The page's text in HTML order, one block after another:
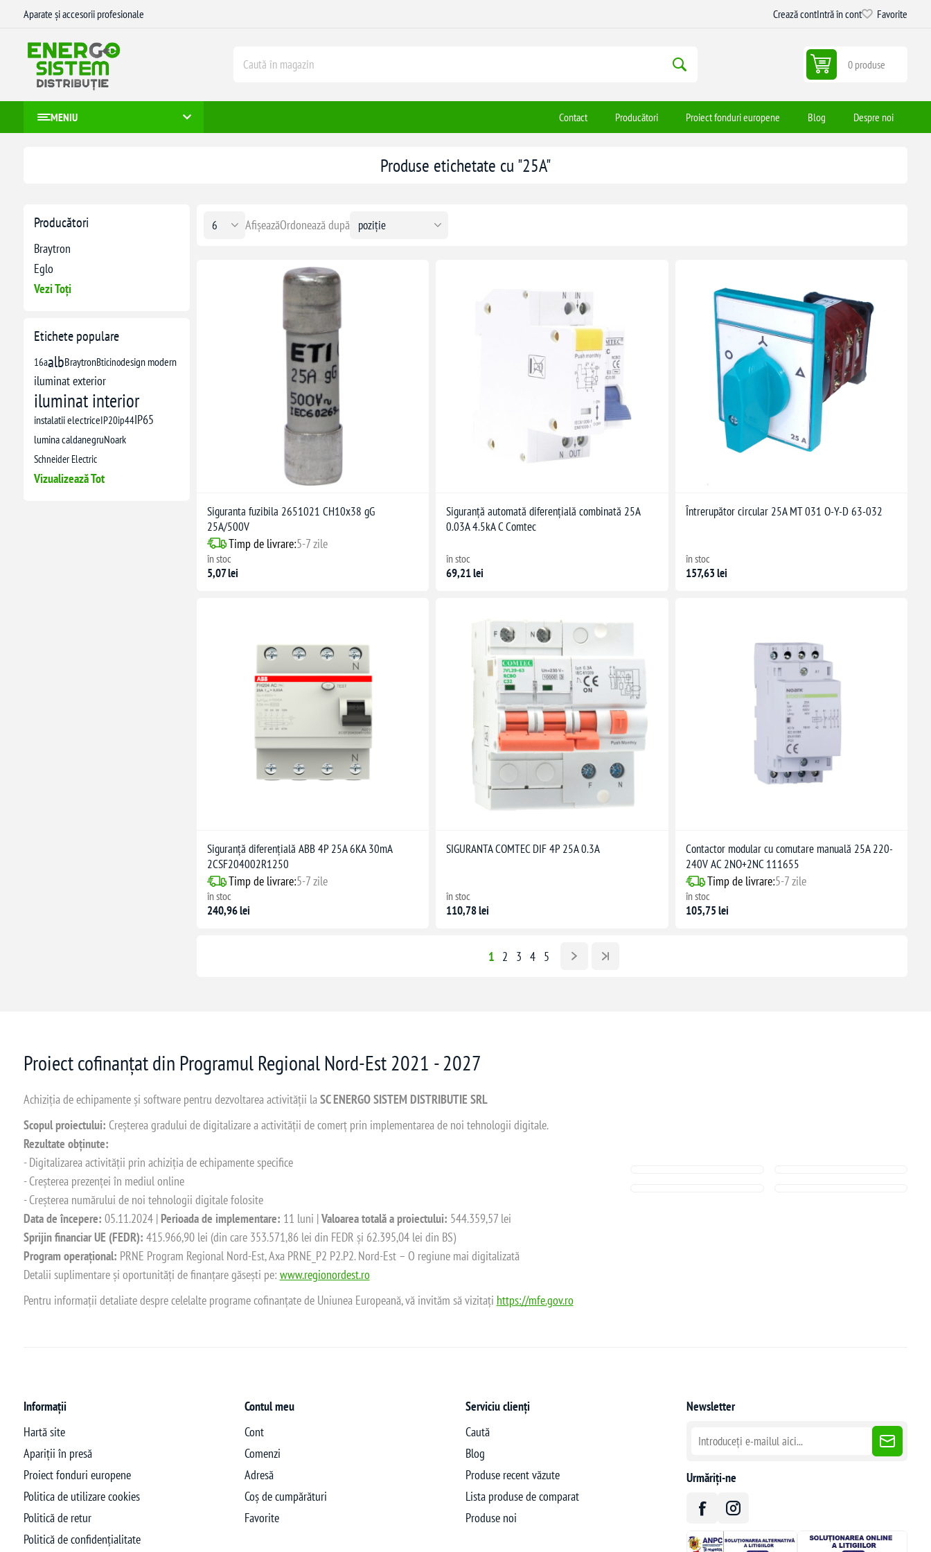
Aparate și accesorii profesionale Crează contIntră în cont Favorite
0 produse
MENIU Contact Producători Proiect fonduri europene Blog Despre noi
Producători
Braytron
Eglo
Vezi Toți
Etichete populare
16aalbBraytronBticinodesign modern
iluminat exterior
iluminat interior
instalatii electriceIP20ip44IP65
lumina caldanegruNoark
Schneider Electric
Vizualizează Tot
Produse etichetate cu "25A"
Ordonează după
Afișează
Siguranta fuzibila 2651021 CH10x38 gG
25A/500V
Timp de livrare:5-7 zile
în stoc
5,07 lei
Siguranță automată diferențială combinată 25A
0.03A 4.5kA C Comtec
în stoc
69,21 lei
Întrerupător circular 25A MT 031 O-Y-D 63-032
în stoc
157,63 lei
Siguranță diferențială ABB 4P 25A 6KA 30mA
2CSF204002R1250
Timp de livrare:5-7 zile
în stoc
240,96 lei
SIGURANTA COMTEC DIF 4P 25A 0.3A
în stoc
110,78 lei
Contactor modular cu comutare manuală 25A 220-
240V AC 2NO+2NC 111655
Timp de livrare:5-7 zile
în stoc
105,75 lei
1 2 3 4 5
Proiect cofinanțat din Programul Regional Nord-Est 2021 - 2027
Achiziția de echipamente și software pentru dezvoltarea activității laSC ENERGO SISTEM DISTRIBUTIE SRL
Scopul proiectului: Creșterea gradului de digitalizare a activității de comerț prin implementarea de noi tehnologii digitale.
Rezultate obținute:
- Digitalizarea activității prin achiziția de echipamente specifice
- Creșterea prezenței în mediul online
- Creșterea numărului de noi tehnologii digitale folosite
Data de începere: 05.11.2024 | Perioada de implementare: 11 luni |Valoarea totală a proiectului: 544.359,57 lei
Sprijin financiar UE (FEDR): 415.966,90 lei (din care 353.571,86 lei din FEDR și 62.395,04 lei din BS)
Program operațional: PRNE Program Regional Nord-Est, Axa PRNE_P2 P2.P2. Nord-Est – O regiune mai digitalizată
Detalii suplimentare și oportunități de finanțare găsești pe: www.regionordest.ro
Pentru informații detaliate despre celelalte programe cofinanțate de Uniunea Europeană, vă invităm să vizitați https://mfe.gov.ro
Informații
Hartă site
Apariții în presă
Proiect fonduri europene
Politica de utilizare cookies
Politică de retur
Politică de confidențialitate
Contul meu
Cont
Comenzi
Adresă
Coș de cumpărături
Favorite
Serviciu clienți
Caută
Blog
Produse recent văzute
Lista produse de comparat
Produse noi
Newsletter
Urmăriți-ne